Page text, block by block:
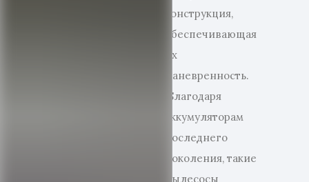
конструкция,
обеспечивающая
их
маневренность.
Благодаря
аккумуляторам
последнего
поколения, такие
пылесосы